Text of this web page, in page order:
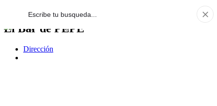
El Bar de PEPE
Dirección